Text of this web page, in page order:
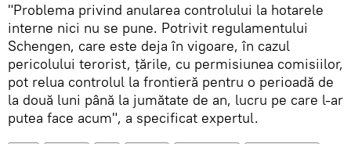
"Problema privind anularea controlului la hotarele
interne nici nu se pune. Potrivit regulamentului
Schengen, care este deja în vigoare, în cazul
pericolului terorist, țările, cu permisiunea comisiilor,
pot relua controlul la frontieră pentru o perioadă de
la două luni până la jumătate de an, lucru pe care l-ar
putea face acum", a specificat expertul.